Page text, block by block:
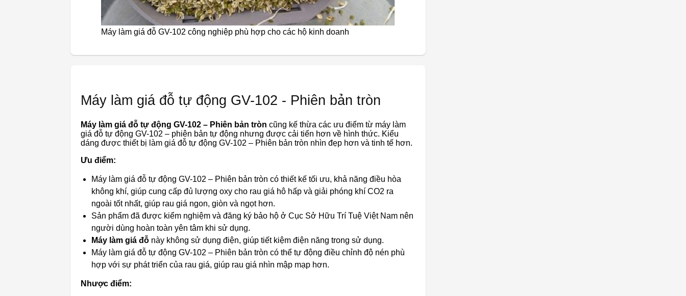
Máy làm giá đỗ GV-102 công nghiệp phù hợp cho các hộ kinh doanh
Máy làm giá đỗ tự động GV-102 - Phiên bản tròn
Máy làm giá đỗ tự động GV-102 – Phiên bản tròn cũng kế thừa các ưu điểm từ máy làm
giá đỗ tự động GV-102 – phiên bản tự động nhưng được cải tiến hơn về hình thức. Kiểu
dáng được thiết bị làm giá đỗ tự động GV-102 – Phiên bản tròn nhìn đẹp hơn và tinh tế hơn.
Ưu điểm:
Máy làm giá đỗ tự động GV-102 – Phiên bản tròn có thiết kế tối ưu, khả năng điều hòa
không khí, giúp cung cấp đủ lượng oxy cho rau giá hô hấp và giải phóng khí CO2 ra
ngoài tốt nhất, giúp rau giá ngon, giòn và ngọt hơn.
Sản phẩm đã được kiểm nghiệm và đăng ký bảo hộ ở Cục Sở Hữu Trí Tuệ Việt Nam nên
người dùng hoàn toàn yên tâm khi sử dụng.
Máy làm giá đỗ này không sử dụng điện, giúp tiết kiệm điện năng trong sử dụng.
Máy làm giá đỗ tự động GV-102 – Phiên bản tròn có thể tự động điều chỉnh độ nén phù
hợp với sự phát triển của rau giá, giúp rau giá nhìn mập mạp hơn.
Nhược điểm: